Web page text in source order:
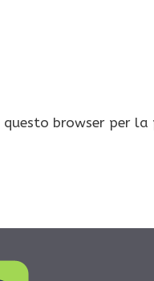
browser per